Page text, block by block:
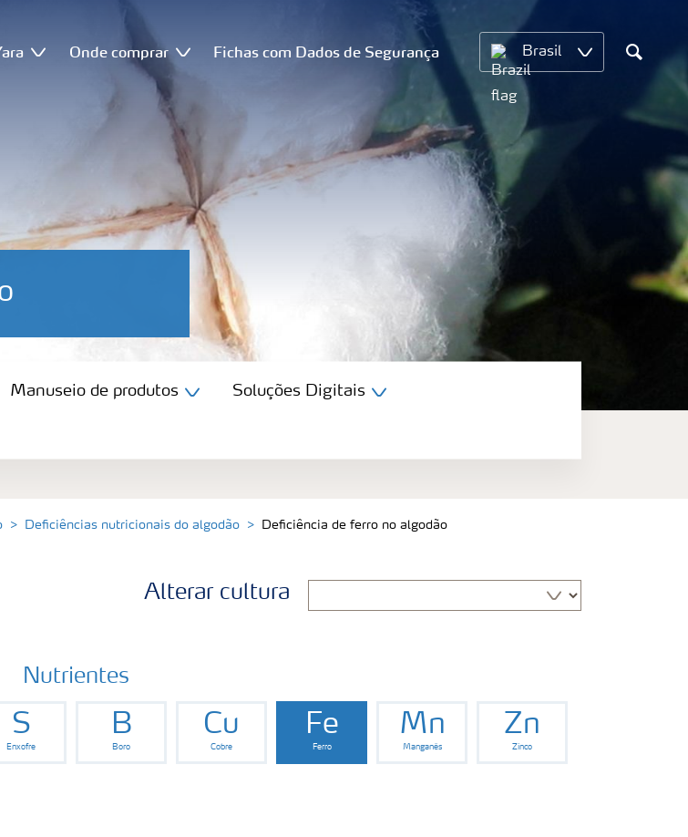
Onde comprar Fichas com Dados de Segurança Brasil
Search
Manuseio de produtos Soluções Digitais
Deficiências nutricionais do algodão Deficiência de ferro no algodão
Alterar cultura
Nutrientes
S
Enxofre
B
Boro
Cu
Cobre
Fe
Ferro
Mn
Manganês
Zn
Zinco